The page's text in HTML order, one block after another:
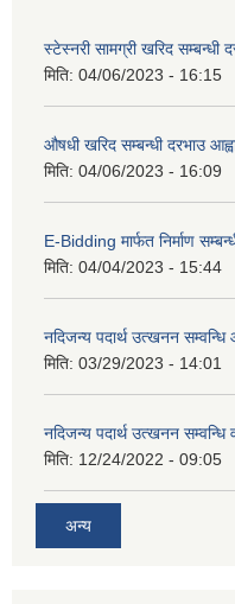
स्टेस्नरी सामग्री खरिद सम्बन्धी
मिति: 04/06/2023 - 16:15
औषधी खरिद सम्बन्धी दरभाउ
मिति: 04/06/2023 - 16:09
E-Bidding मार्फत निर्माण
मिति: 04/04/2023 - 15:44
नदिजन्य पदार्थ उत्खनन
मिति: 03/29/2023 - 14:01
नदिजन्य पदार्थ उत्खनन
मिति: 12/24/2022 - 09:05
अन्य